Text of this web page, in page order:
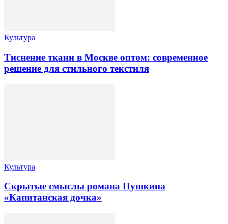
Культура
Тиснение ткани в Москве оптом: современное
решение для стильного текстиля
Культура
Скрытые смыслы романа Пушкина
«Капитанская дочка»